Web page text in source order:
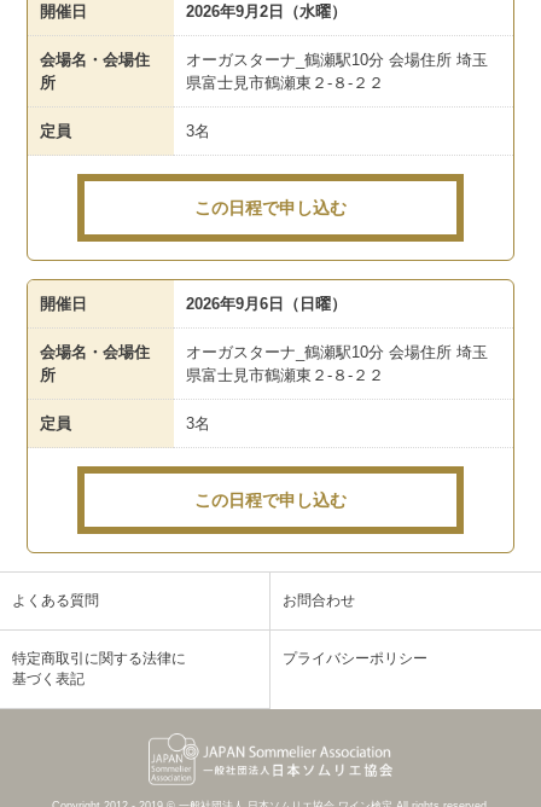
開催日 2026年9月2日（水曜）
会場名・会場住
所
オーガスターナ_鶴瀬駅10分 会場住所 埼玉
県富士見市鶴瀬東２-８-２２
定員 3名
この日程で申し込む
開催日 2026年9月6日（日曜）
会場名・会場住
所
オーガスターナ_鶴瀬駅10分 会場住所 埼玉
県富士見市鶴瀬東２-８-２２
定員 3名
この日程で申し込む
よくある質問 お問合わせ
特定商取引に関する法律に
基づく表記
プライバシーポリシー